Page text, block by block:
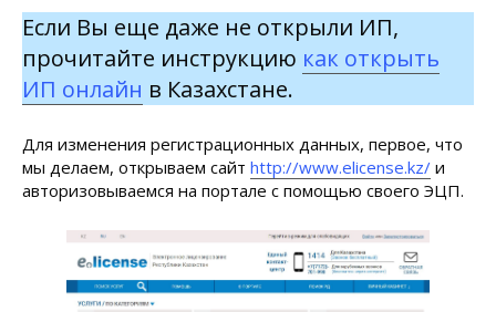
Если Вы еще даже не открыли ИП,
прочитайте инструкцию как открыть
ИП онлайн в Казахстане.
Для изменения регистрационных данных, первое, что
мы делаем, открываем сайт http://www.elicense.kz/ и
авторизовываемся на портале с помощью своего ЭЦП.